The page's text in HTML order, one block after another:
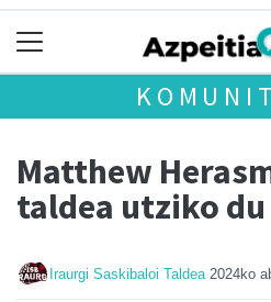
Matthew
taldea utziko du
Iraurgi Saskibaloi Taldea 2024ko